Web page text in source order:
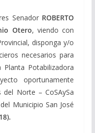
SenadorROBERTO
Otero, viendo con
disponga y/o
necesarios para
Potabilizadora
oportunamente
Norte – CoSAySa
Municipio San José